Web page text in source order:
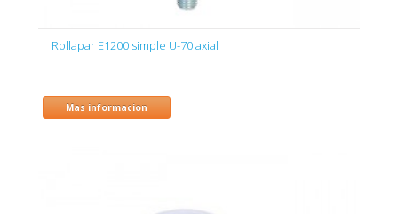
Rollapar E1200 simple U-70 axial
Mas informacion